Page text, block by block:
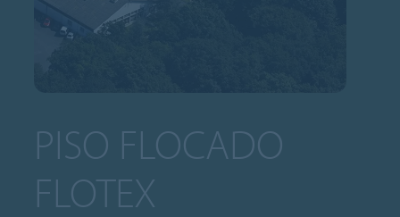
PISO FLOCADO
FLOTEX